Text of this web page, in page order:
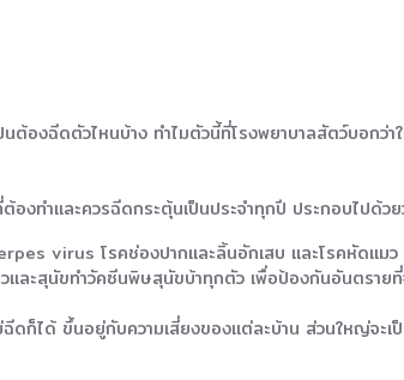
นต้องฉีดตัวไหนบ้าง ทำไมตัวนี้ที่โรงพยาบาลสัตว์บอกว่
ทำและควรฉีดกระตุ้นเป็นประจำทุกปี ประกอบไปด้ว
virus โรคช่องปากและลิ้นอักเสบ และโรคหัดแมว
ละสุนัขทำวัคซีนพิษสุนัขบ้าทุกตัว เพื่อป้องกันอันตราย
ก็ได้ ขึ้นอยู่กับความเสี่ยงของแต่ละบ้าน ส่วนใหญ่จะ